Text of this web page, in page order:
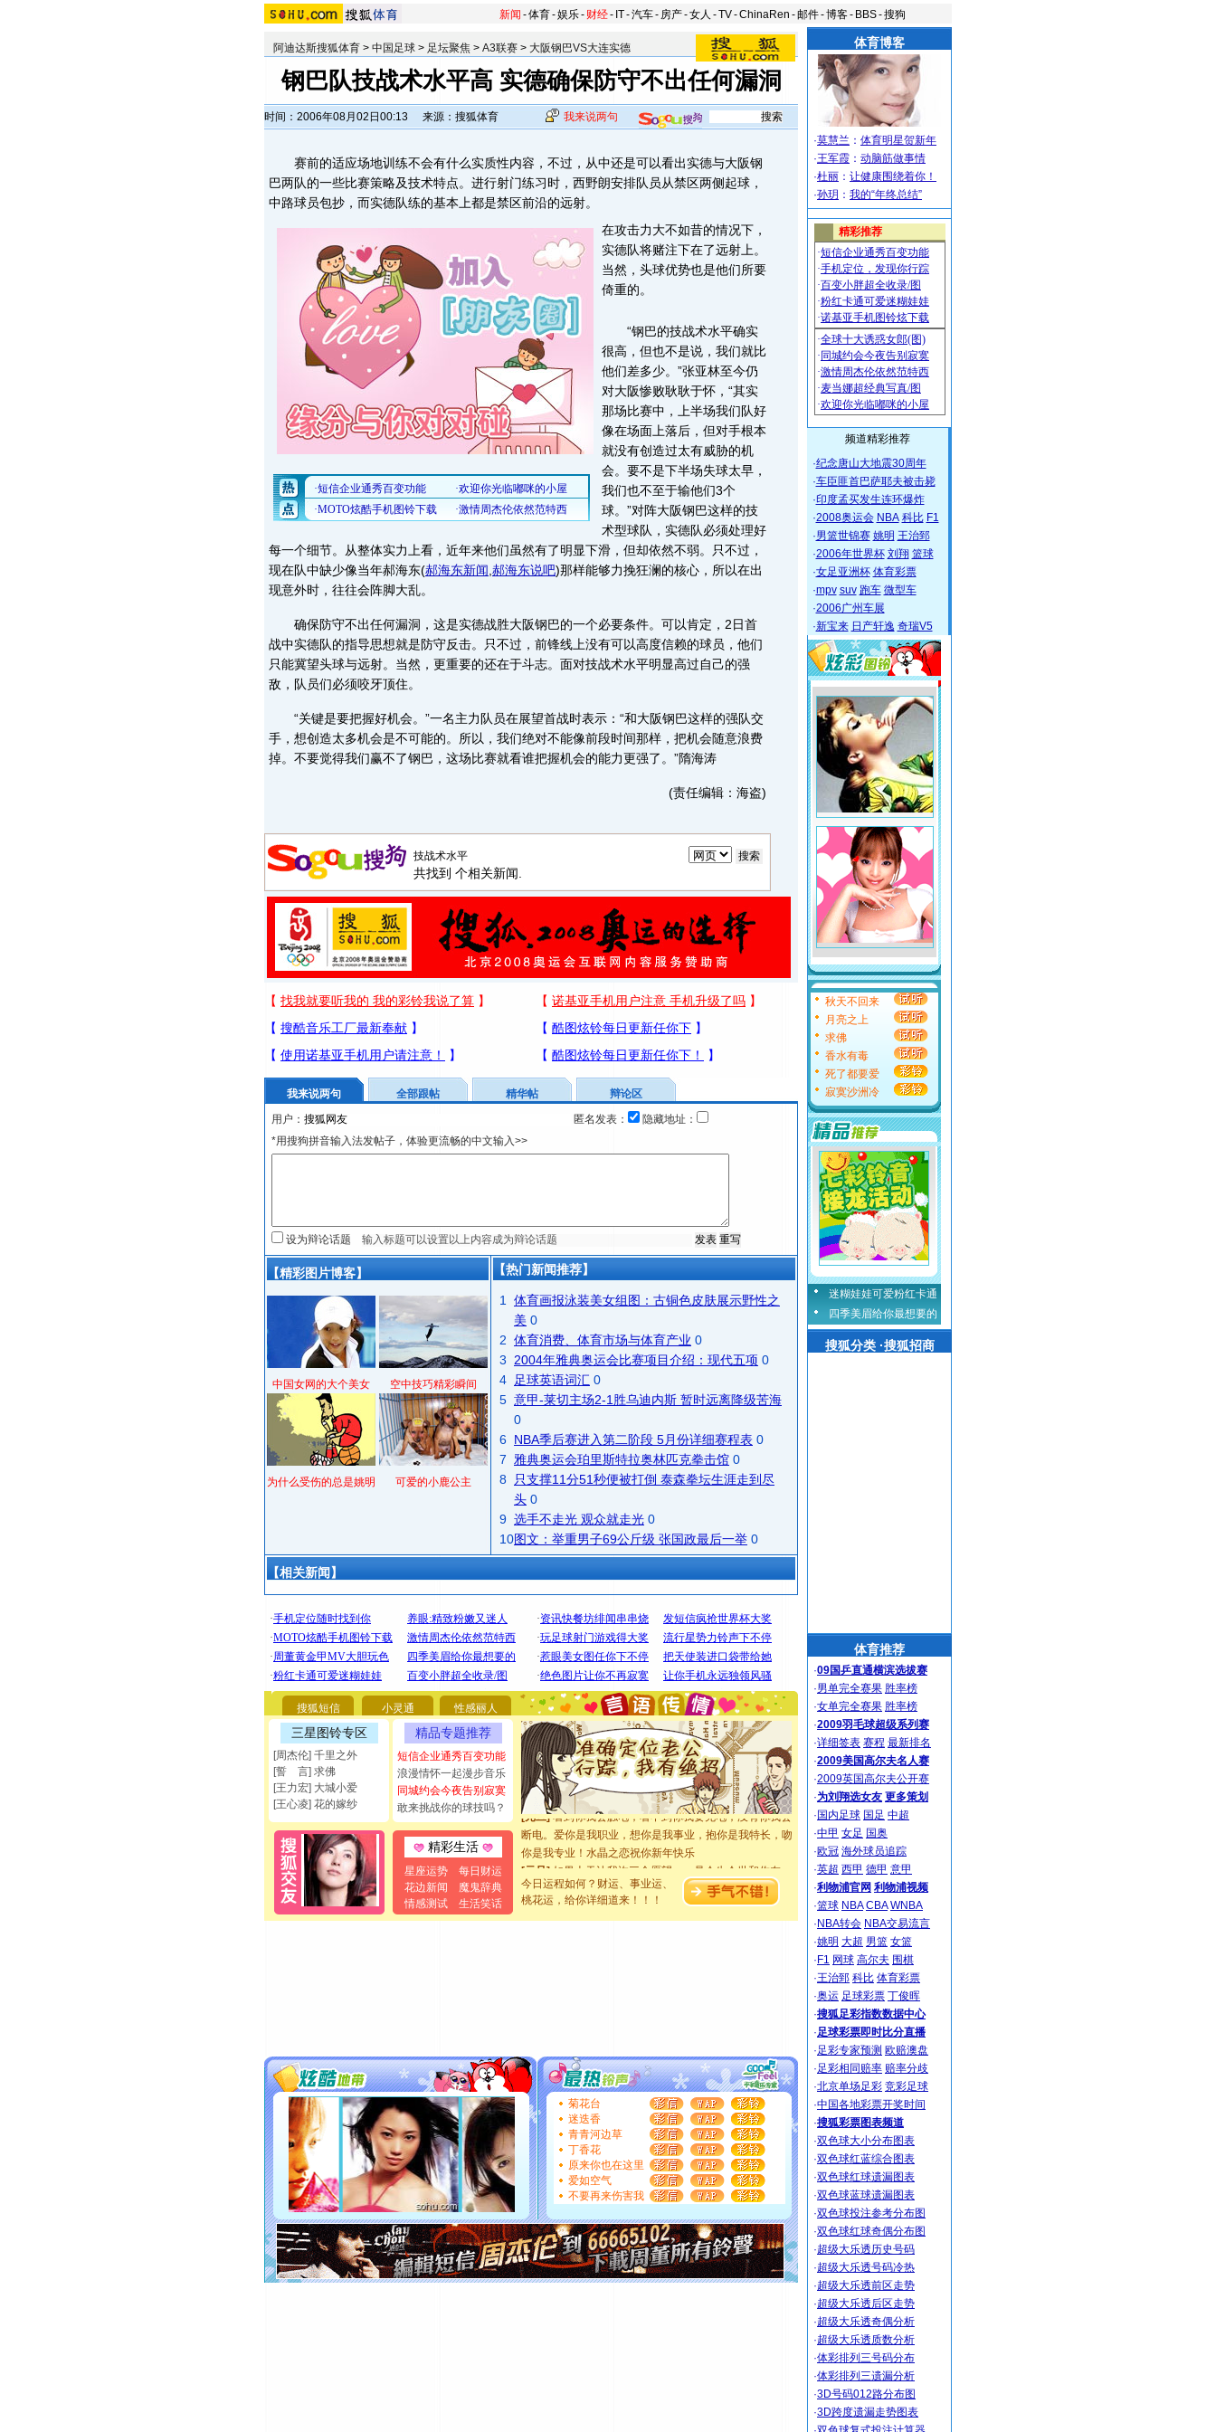
新闻 -体育-娱乐- 财经- IT-汽车- 房产-女人 -TV-ChinaRen -邮件-博客- BBS-搜狗
阿迪达斯搜狐体育 > 中国足球 > 足坛聚焦 > A3联赛 > 大阪钢巴VS大连实德
钢巴队技战术水平高 实德确保防守不出任何漏洞
时间：2006年08月02日00:13 来源：搜狐体育 我来说两句
赛前的适应场地训练不会有什么实质性内容，不过，从中还是可以看出实德与大阪钢
巴两队的一些比赛策略及技术特点。进行射门练习时，西野朗安排队员从禁区两侧起球，
中路球员包抄，而实德队练的基本上都是禁区前沿的远射。
在攻击力大不如昔的情况下，
实德队将赌注下在了远射上。
当然，头球优势也是他们所要
倚重的。
“钢巴的技战术水平确实
很高，但也不是说，我们就比
他们差多少。”张亚林至今仍
对大阪惨败耿耿于怀，“其实
那场比赛中，上半场我们队好
像在场面上落后，但对手根本
就没有创造过太有威胁的机
会。要不是下半场失球太早，
我们也不至于输他们3个
球。”对阵大阪钢巴这样的技
术型球队，实德队必须处理好
每一个细节。从整体实力上看，近年来他们虽然有了明显下滑，但却依然不弱。只不过，
现在队中缺少像当年郝海东(郝海东新闻 郝海东说吧)那样能够力挽狂澜的核心，所以在出
现意外时，往往会阵脚大乱。
确保防守不出任何漏洞，这是实德战胜大阪钢巴的一个必要条件。可以肯定，2日首
战中实德队的指导思想就是防守反击。只不过，前锋线上没有可以高度信赖的球员，他们
只能冀望头球与远射。当然，更重要的还在于斗志。面对技战术水平明显高过自己的强
敌，队员们必须咬牙顶住。
“关键是要把握好机会。”一名主力队员在展望首战时表示：“和大阪钢巴这样的强队交
手，想创造太多机会是不可能的。所以，我们绝对不能像前段时间那样，把机会随意浪费
掉。不要觉得我们赢不了钢巴，这场比赛就看谁把握机会的能力更强了。”隋海涛
(责任编辑：海盗)
共找到 个相关新闻.
我来说两句 全部跟帖 精华帖
辩论区
用户：
匿名发表：
隐藏地址：
*用搜狗拼音输入法发帖子，体验更流畅的中文输入>>
设为辩论话题
【精彩图片博客】
中国女网的大个美女 空中技巧精彩瞬间
为什么受伤的总是姚明 可爱的小鹿公主
【热门新闻推荐】
1
体育画报泳装美女组图：古铜色皮肤展示野性之
美 0
2 体育消费、体育市场与体育产业 0
3
2004年雅典奥运会比赛项目介绍：现代五项 0
4
足球英语词汇 0
5 意甲-莱切主场2-1胜乌迪内斯 暂时远离降级苦海
0
6 NBA季后赛进入第二阶段 5月份详细赛程表 0
7
雅典奥运会珀里斯特拉奥林匹克拳击馆 0
8
只支撑11分51秒便被打倒 泰森拳坛生涯走到尽
头 0
9 选手不走光 观众就走光 0
10图文：举重男子69公斤级 张国政最后一举 0
【相关新闻】
搜狐短信 小灵通 性感丽人
三星图铃专区
[周杰伦] 千里之外
[誓 言] 求佛
[王力宏] 大城小爱
[王心凌] 花的嫁纱
精品专题推荐
短信企业通秀百变功能
浪漫情怀一起漫步音乐
同城约会今夜告别寂寞
敢来挑战你的球技吗？
精彩生活
星座运势
每日财运
花边新闻
魔鬼辞典
情感测试
生活笑话
[圣诞节]圣诞节到了，想想没什么送给你的，又不打算给
你太多，只有给你五千万：千万快乐！千万要健康！千万
要平安！千万要知足！千万不要忘记我！
[圣诞节]不只这样的日子才会想起你,而是这样的日子才
能正大光明地骚扰你,告诉你,圣诞要快乐!新年要快乐!天天
都要快乐噢!
[圣诞节] 奉上一颗祝福的心,在这个特别的日子里,愿幸福,
如意,快乐,鲜花,一切美好的祝愿与你同在.圣诞快乐!
[元旦]看到你我会触电；看不到你我要充电；没有你我会
断电。爱你是我职业，想你是我事业，抱你是我特长，吻
你是我专业！水晶之恋祝你新年快乐
[元旦] 如果上天让我许三个愿望，一是今生今世和你在一
起；二是再生再世和你在一起；三是三生三世和你不再分
离。水晶之恋祝你新年快乐
送你一棵薰衣草，愿你新年快乐！
[圣诞节]圣诞节到了，想想没什么送给你的，又不打算给
你太多，只有给你五千万：千万快乐！千万要健康！千万
要平安！千万要知足！千万不要忘记我！
[圣诞节]不只这样的日子才会想起你,而是这样的日子才
能正大光明地骚扰你,告诉你,圣诞要快乐!新年要快乐!天天
都要快乐噢!
[圣诞节]
奉上一颗祝福的心,在这个特别的日子里,愿幸福,
如意,快乐,鲜花,一切美好的祝愿与你同在.圣诞快乐!
[元旦]看到你我会触电；看不到你我要充电；没有你我会
断电。爱你是我职业，想你是我事业，抱你是我特长，吻
你是我专业！水晶之恋祝你新年快乐
[元旦]如果上天让我许三个愿望，一是今生今世和你在一
今日运程如何？财运、事业运、
桃花运，给你详细道来！！！
菊花台
迷迭香
青青河边草
丁香花
原来你也在这里
爱如空气
不要再来伤害我
体育博客
·莫慧兰 ： 体育明星贺新年
·王军霞 ： 动脑筋做事情
·杜丽 ： 让健康围绕着你！
·孙玥 ： 我的“年终总结”
频道精彩推荐
·纪念唐山大地震30周年
·车臣匪首巴萨耶夫被击毙
·印度孟买发生连环爆炸
·2008奥运会 NBA 科比 F1
·男篮世锦赛 姚明 王治郅
·2006年世界杯 刘翔 篮球
·女足亚洲杯 体育彩票
·mpv suv 跑车 微型车
·2006广州车展
·新宝来 日产轩逸 奇瑞V5
秋天不回来
月亮之上
求佛
香水有毒
死了都要爱
寂寞沙洲冷
迷糊娃娃可爱粉红卡通
四季美眉给你最想要的
搜狐分类 ·搜狐招商
体育推荐
·09国乒直通横滨选拔赛
·男单完全赛果 胜率榜
·女单完全赛果 胜率榜
·2009羽毛球超级系列赛
·详细签表 赛程 最新排名
·2009美国高尔夫名人赛
·2009英国高尔夫公开赛
·为刘翔选女友 更多策划
· 国内足球 国足 中超
·中甲 女足 国奥
·欧冠 海外球员追踪
·英超 西甲 德甲 意甲
·利物浦官网 利物浦视频
·篮球 NBA CBA WNBA
· NBA转会 NBA交易流言
·姚明 大超 男篮 女篮
· F1 网球 高尔夫 围棋
·王治郅 科比 体育彩票
·奥运 足球彩票 丁俊晖
·搜狐足彩指数数据中心
·足球彩票即时比分直播
·足彩专家预测 欧赔澳盘
·足彩相同赔率 赔率分歧
·北京单场足彩 竞彩足球
·中国各地彩票开奖时间
·搜狐彩票图表频道
·双色球大小分布图表
·双色球红蓝综合图表
·双色球红球遗漏图表
·双色球蓝球遗漏图表
·双色球投注参考分布图
·双色球红球奇偶分布图
·超级大乐透历史号码
·超级大乐透号码冷热
·超级大乐透前区走势
·超级大乐透后区走势
·超级大乐透奇偶分析
·超级大乐透质数分析
·体彩排列三号码分布
·体彩排列三遗漏分析
·3D号码012路分布图
·3D跨度遗漏走势图表